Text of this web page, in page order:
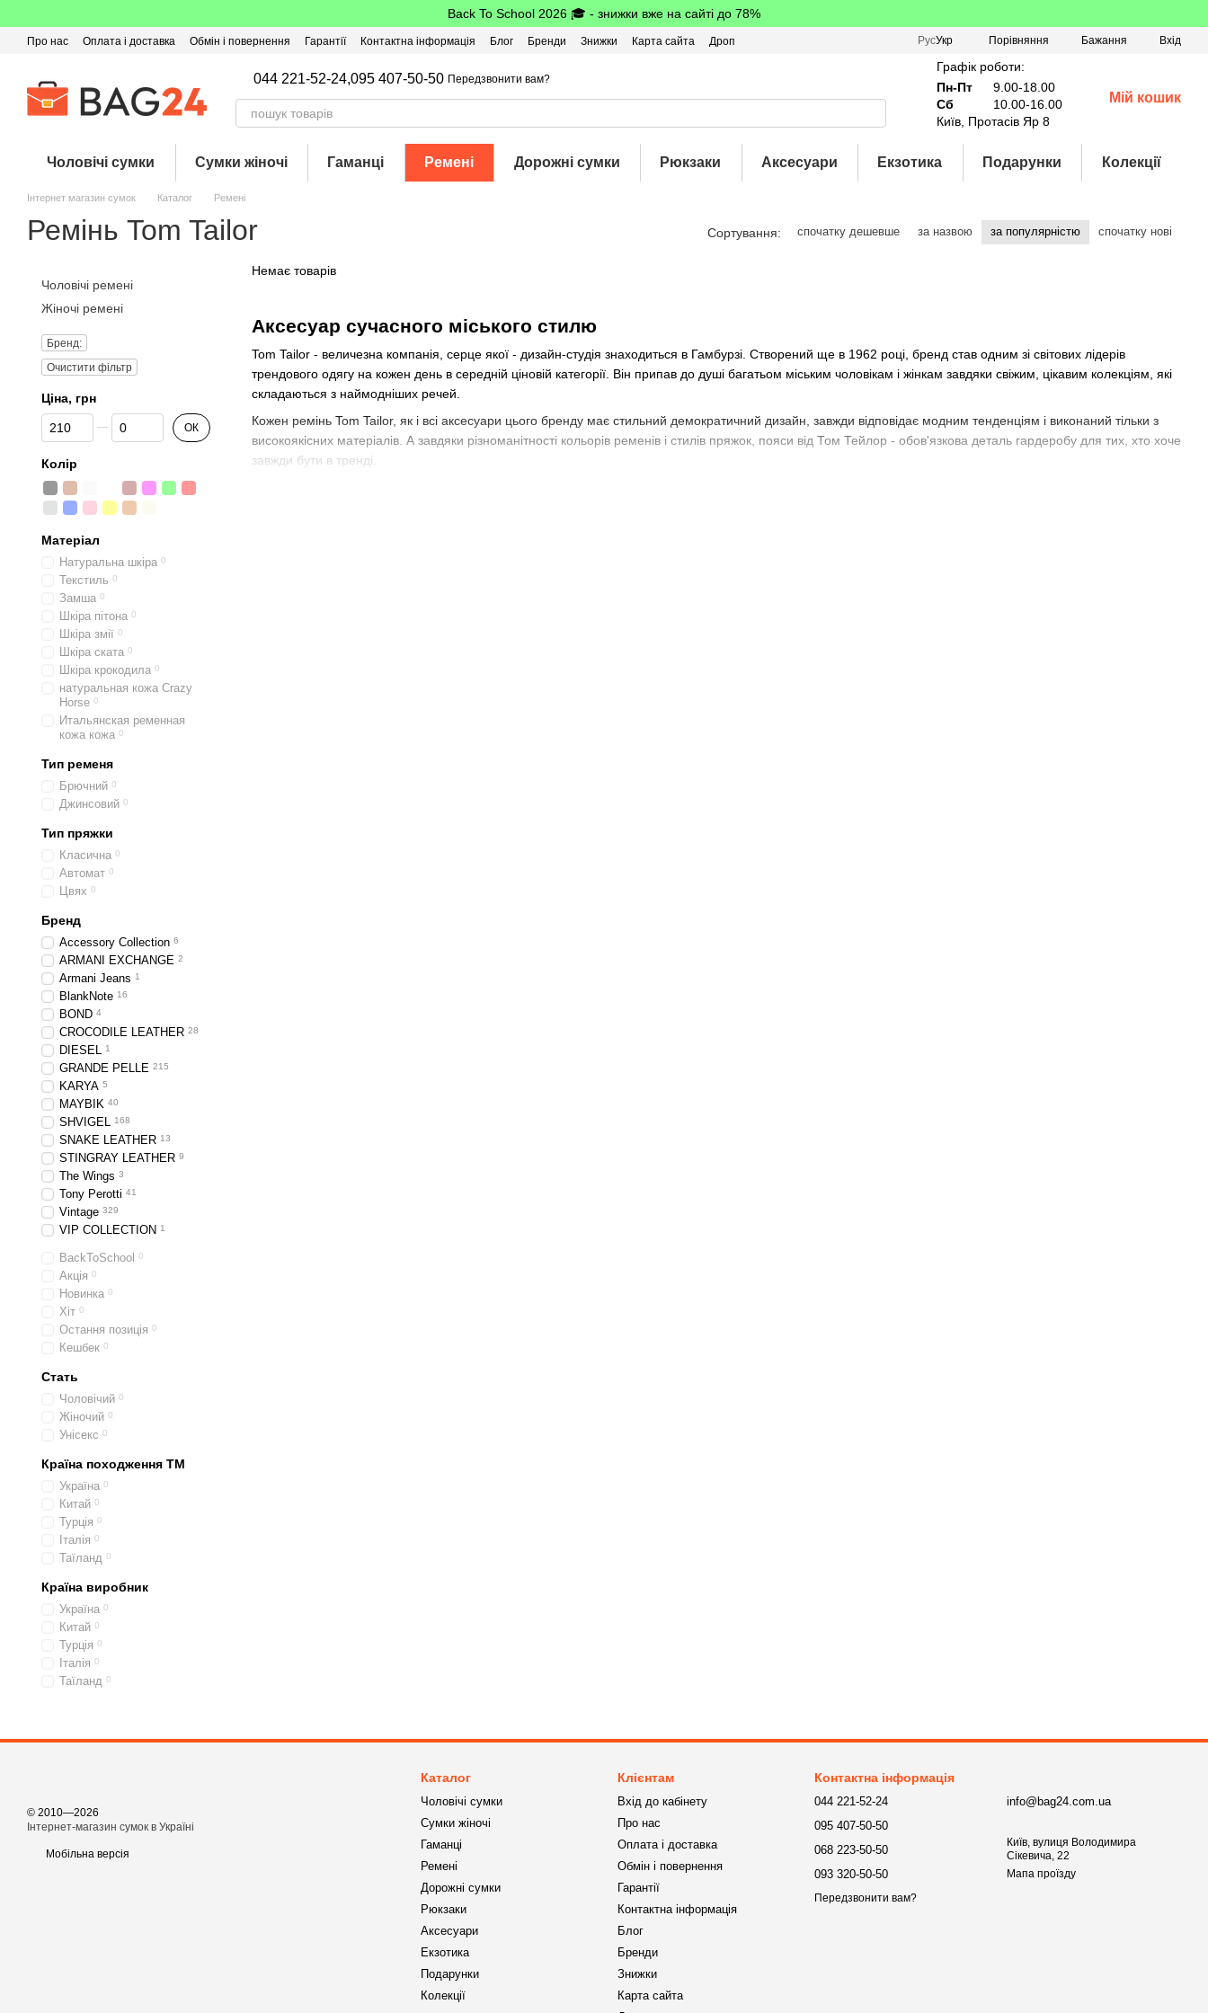
Back To School 2026 🎓 - знижки вже на сайті до 78%
Про нас Оплата і доставка Обмін і повернення Гарантії Контактна інформація Блог Бренди Знижки Карта сайта
Дроп
РусУкр Порівняння Бажання Вхід
044 221-52-24,095 407-50-50 Передзвонити вам?
Графік роботи:
Пн-Пт
9.00-18.00
Сб
10.00-16.00
Київ, Протасів Яр 8
Мій кошик
Чоловічі сумки Сумки жіночі Гаманці Ремені Дорожні сумки Рюкзаки Аксесуари Екзотика Подарунки Колекції
Інтернет магазин сумок Каталог Ремені
Ремінь Tom Tailor Сортування: спочатку дешевше за назвою за популярністю спочатку нові
Аксесуар сучасного міського стилю
Tom Tailor - величезна компанія, серце якої - дизайн-студія знаходиться в Гамбурзі. Створений ще в 1962 році, бренд став одним зі світових лідерів
трендового одягу на кожен день в середній ціновій категорії. Він припав до душі багатьом міським чоловікам і жінкам завдяки свіжим, цікавим колекціям, які
складаються з наймодніших речей.
Кожен ремінь Tom Tailor, як і всі аксесуари цього бренду має стильний демократичний дизайн, завжди відповідає модним тенденціям і виконаний тільки з
високоякісних матеріалів. А завдяки різноманітності кольорів ременів і стилів пряжок, пояси від Том Тейлор - обов'язкова деталь гардеробу для тих, хто хоче
завжди бути в тренді.
Немає товарів
Чоловічі ремені
Жіночі ремені
Бренд:
Очистити фільтр
Ціна, грн
Від Ціна, грн
До Ціна, грн ОК
Колір
Матеріал
Натуральна шкіра 0
Текстиль 0
Замша 0
Шкіра пітона 0
Шкіра змії 0
Шкіра ската 0
Шкіра крокодила 0
натуральная кожа Crazy
Horse 0
Итальянская ременная
кожа кожа 0
Тип ременя
Брючний 0
Джинсовий 0
Тип пряжки
Класична 0
Автомат 0
Цвях 0
Бренд
Accessory Collection 6
ARMANI EXCHANGE 2
Armani Jeans 1
BlankNote 16
BOND 4
CROCODILE LEATHER 28
DIESEL 1
GRANDE PELLE 215
KARYA 5
MAYBIK 40
SHVIGEL 168
SNAKE LEATHER 13
STINGRAY LEATHER 9
The Wings 3
Tony Perotti 41
Vintage 329
VIP COLLECTION 1
BackToSchool 0
Акція 0
Новинка 0
Хіт 0
Остання позиція 0
Кешбек 0
Стать
Чоловічий 0
Жіночий 0
Унісекс 0
Країна походження ТМ
Україна 0
Китай 0
Турція 0
Італія 0
Таїланд 0
Країна виробник
Україна 0
Китай 0
Турція 0
Італія 0
Таїланд 0
© 2010—2026
Інтернет-магазин сумок в Україні
Мобільна версія
Каталог
Чоловічі сумки
Сумки жіночі
Гаманці
Ремені
Дорожні сумки
Рюкзаки
Аксесуари
Екзотика
Подарунки
Колекції
Клієнтам
Вхід до кабінету
Про нас
Оплата і доставка
Обмін і повернення
Гарантії
Контактна інформація
Блог
Бренди
Знижки
Карта сайта
Контактна інформація
044 221-52-24
095 407-50-50
068 223-50-50
093 320-50-50
Передзвонити вам?
info@bag24.com.ua
Київ, вулиця Володимира
Сікевича, 22
Мапа проїзду